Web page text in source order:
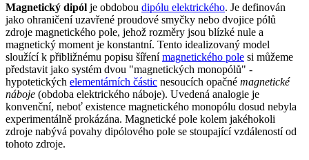
Magnetický dipól je obdobou dipólu elektrického. Je definován
jako ohraničení uzavřené proudové smyčky nebo dvojice pólů
zdroje magnetického pole, jehož rozměry jsou blízké nule a
magnetický moment je konstantní. Tento idealizovaný model
sloužící k přibližnému popisu šířenímagnetického pole si můžeme
představit jako systém dvou "magnetických monopólů" -
hypotetických elementárních částic nesoucích opačné magnetické
náboje (obdoba elektrického náboje). Uvedená analogie je
konvenční, neboť existence magnetického monopólu dosud nebyla
experimentálně prokázána. Magnetické pole kolem jakéhokoli
zdroje nabývá povahy dipólového pole se stoupající vzdáleností od
tohoto zdroje.